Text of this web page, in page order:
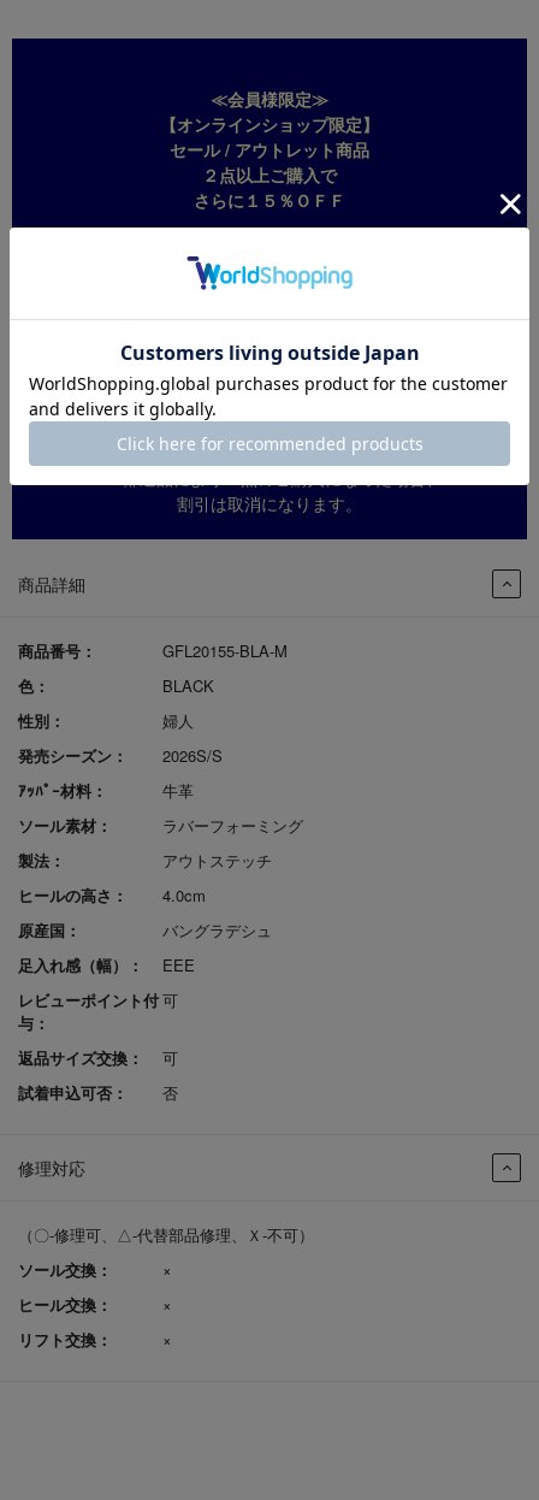
商品詳細
商品番号：
GFL20155-BLA-M
色：
BLACK
性別：
婦人
発売シーズン：
2026S/S
ｱｯﾊﾟｰ材料：
牛革
ソール素材：
ラバーフォーミング
製法：
アウトステッチ
ヒールの高さ：
4.0cm
原産国：
バングラデシュ
足入れ感（幅）：
EEE
レビューポイント付
与：
可
返品サイズ交換：
可
試着申込可否：
否
修理対応
（〇-修理可、△-代替部品修理、Ｘ-不可）
ソール交換：
×
ヒール交換：
×
リフト交換：
×
≪会員様限定≫
【オンラインショップ限定】
セール / アウトレット商品
２点以上ご購入で
さらに１５％ＯＦＦ
２０２６.８.７ FRI
↓
※割引は自動適用されますので
クーポンコード等の入力は
必要ございません。
※対象外商品の同時ご購入は
可能ですが割引は対象外です。
割引は取消になります。